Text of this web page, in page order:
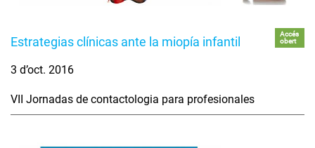
Estrategias clínicas ante la miopía infantil
Accés
obert
3 d’oct. 2016
VII Jornadas de contactologia para profesionales